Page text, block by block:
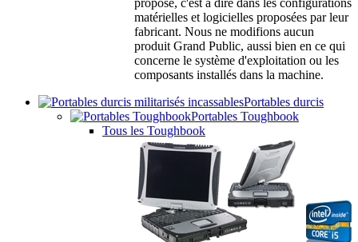
propose, c'est à dire dans les configurations
matérielles et logicielles proposées par leur
fabricant. Nous ne modifions aucun
produit Grand Public, aussi bien en ce qui
concerne le système d'exploitation ou les
composants installés dans la machine.
Portables durcis
Portables Toughbook
Tous les Toughbook